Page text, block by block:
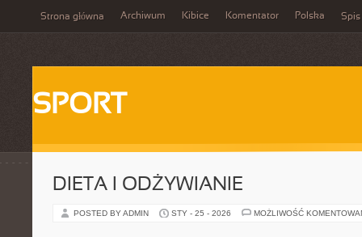
Strona główna Archiwum Kibice Komentator Polska Spis
SPORT
DIETA I ODŻYWIANIE
POSTED BY ADMIN STY - 25 - 2026 MOŻLIWOŚĆ